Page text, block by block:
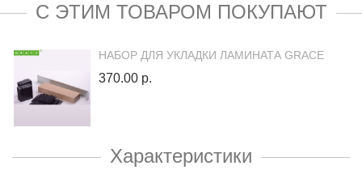
С ЭТИМ ТОВАРОМ ПОКУПАЮТ
НАБОР ДЛЯ УКЛАДКИ ЛАМИНАТА GRACE
370.00 р.
Характеристики